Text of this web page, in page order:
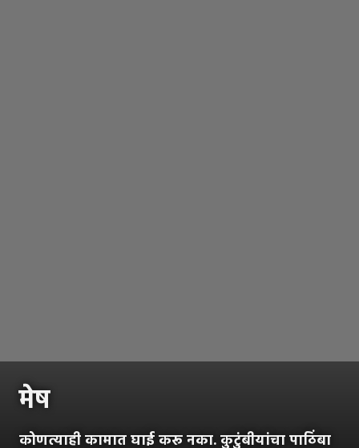
मेष
कोणत्याही कामात घाई करू नका. कुटुंबीयांचा पाठिंबा